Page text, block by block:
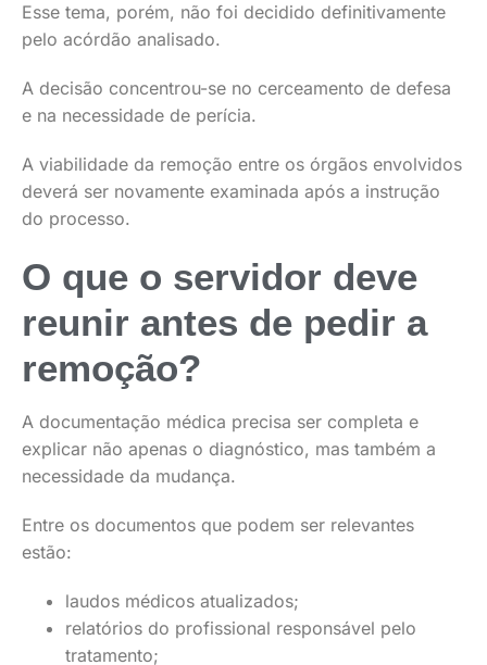
Esse tema, porém, não foi decidido definitivamente
pelo acórdão analisado.
A decisão concentrou-se no cerceamento de defesa
e na necessidade de perícia.
A viabilidade da remoção entre os órgãos envolvidos
deverá ser novamente examinada após a instrução
do processo.
O que o servidor deve
reunir antes de pedir a
remoção?
A documentação médica precisa ser completa e
explicar não apenas o diagnóstico, mas também a
necessidade da mudança.
Entre os documentos que podem ser relevantes
estão:
laudos médicos atualizados;
relatórios do profissional responsável pelo
tratamento;